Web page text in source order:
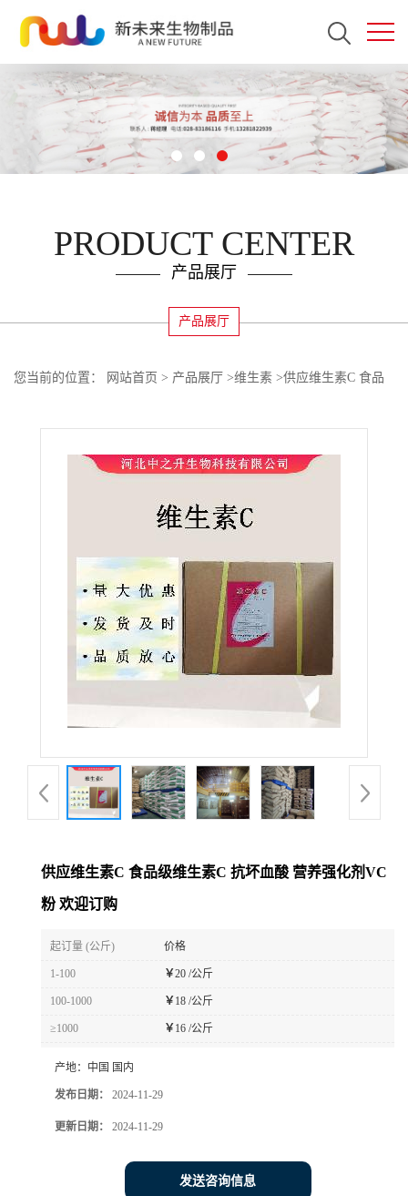
PRODUCT CENTER
产品展厅
产品展厅
您当前的位置： 网站首页 > 产品展厅 >维生素 >供应维生素C 食品
供应维生素C 食品级维生素C 抗坏血酸 营养强化剂VC
粉 欢迎订购
起订量 (公斤) 价格
1-100 ￥20 /公斤
100-1000 ￥ 18 /公斤
≥1000 ￥ 16 /公斤
产地： 中国 国内
发布日期： 2024-11-29
更新日期： 2024-11-29
发送咨询信息